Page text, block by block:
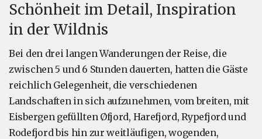
Schönheit im Detail, Inspiration
in der Wildnis
Bei den drei langen Wanderungen der Reise, die
zwischen 5 und 6 Stunden dauerten, hatten die Gäste
reichlich Gelegenheit, die verschiedenen
Landschaften in sich aufzunehmen, vom breiten, mit
Eisbergen gefüllten Øfjord, Harefjord, Rypefjord und
Rodefjord bis hin zur weitläufigen, wogenden,